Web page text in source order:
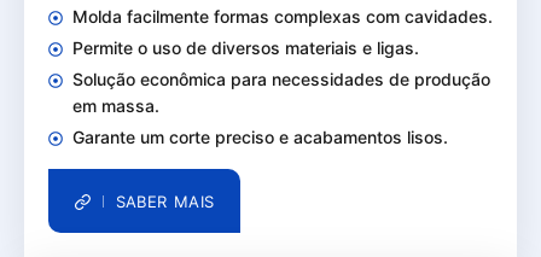
Molda facilmente formas complexas com cavidades.
Permite o uso de diversos materiais e ligas.
Solução econômica para necessidades de produção
em massa.
Garante um corte preciso e acabamentos lisos.
SABER MAIS